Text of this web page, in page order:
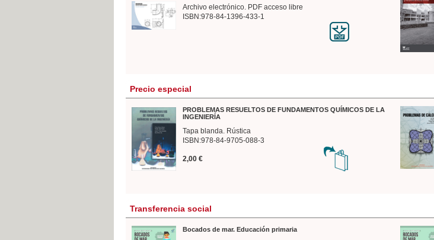
Archivo electrónico. PDF acceso libre
ISBN:978-84-1396-433-1
Precio especial
PROBLEMAS RESUELTOS DE FUNDAMENTOS QUÍMICOS DE LA
INGENIERÍA
Tapa blanda. Rústica
ISBN:978-84-9705-088-3
2,00 €
Transferencia social
Bocados de mar. Educación primaria